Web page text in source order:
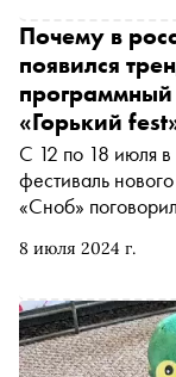
недовольство
8 июля 2024 г.
Почему в
появился
программный
«Горький
С 12 по 18 июля
фестиваль
«Сноб»
жанра сказки и